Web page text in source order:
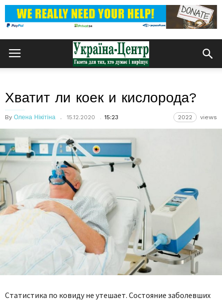
Хватит ли коек и кислорода?
By Олена Нікітіна 15.12.2020 15:23 2022 views
Статистика по ковиду не утешает. Состояние заболевших